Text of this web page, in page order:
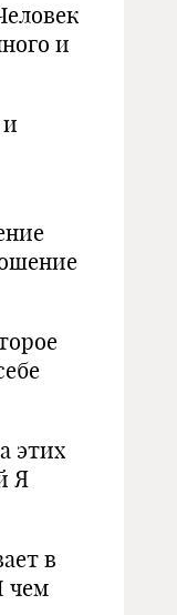
и
этих
Я
в
чем